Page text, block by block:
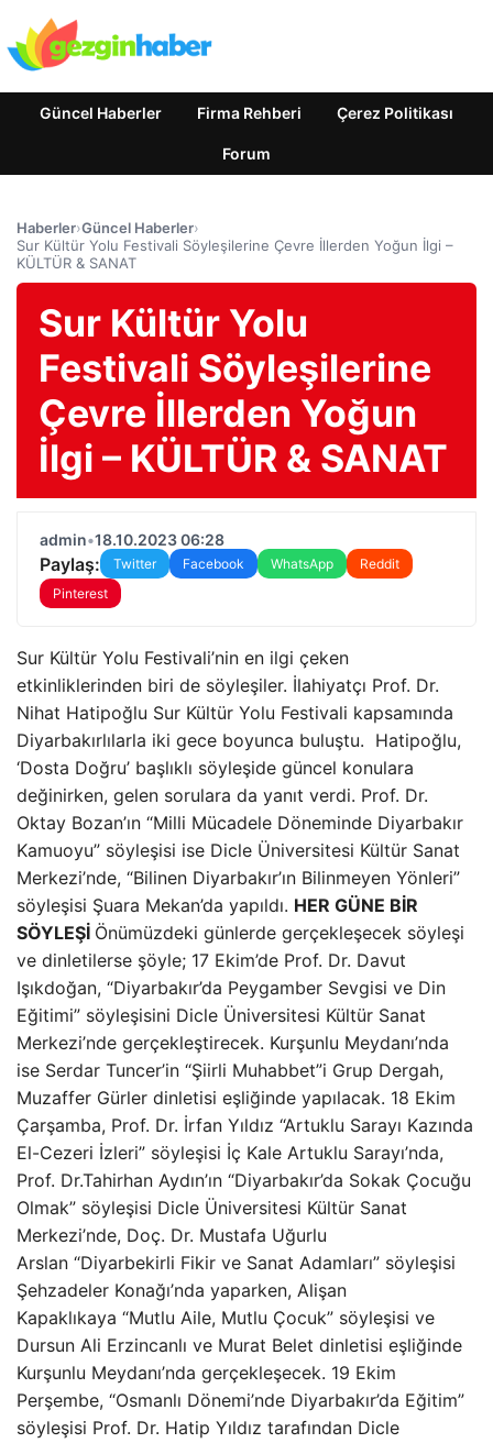
Güncel Haberler Firma Rehberi Çerez Politikası
Forum
Haberler›Güncel Haberler›
Sur Kültür Yolu Festivali Söyleşilerine Çevre İllerden Yoğun İlgi –
KÜLTÜR & SANAT
Sur Kültür Yolu
Festivali Söyleşilerine
Çevre İllerden Yoğun
İlgi – KÜLTÜR & SANAT
admin•18.10.2023 06:28
Paylaş: Twitter Facebook WhatsApp
Reddit
Pinterest
Sur Kültür Yolu Festivali’nin en ilgi çeken
etkinliklerinden biri de söyleşiler. İlahiyatçı Prof. Dr.
Nihat Hatipoğlu Sur Kültür Yolu Festivali kapsamında
Diyarbakırlılarla iki gece boyunca buluştu. Hatipoğlu,
‘Dosta Doğru’ başlıklı söyleşide güncel konulara
değinirken, gelen sorulara da yanıt verdi. Prof. Dr.
Oktay Bozan’ın “Milli Mücadele Döneminde Diyarbakır
Kamuoyu” söyleşisi ise Dicle Üniversitesi Kültür Sanat
Merkezi’nde, “Bilinen Diyarbakır’ın Bilinmeyen Yönleri”
söyleşisi Şuara Mekan’da yapıldı. HER GÜNE BİR
SÖYLEŞİ Önümüzdeki günlerde gerçekleşecek söyleşi
ve dinletilerse şöyle; 17 Ekim’de Prof. Dr. Davut
Işıkdoğan, “Diyarbakır’da Peygamber Sevgisi ve Din
Eğitimi” söyleşisini Dicle Üniversitesi Kültür Sanat
Merkezi’nde gerçekleştirecek. Kurşunlu Meydanı’nda
ise Serdar Tuncer’in “Şiirli Muhabbet”i Grup Dergah,
Muzaffer Gürler dinletisi eşliğinde yapılacak. 18 Ekim
Çarşamba, Prof. Dr. İrfan Yıldız “Artuklu Sarayı Kazında
El-Cezeri İzleri” söyleşisi İç Kale Artuklu Sarayı’nda,
Prof. Dr.Tahirhan Aydın’ın “Diyarbakır’da Sokak Çocuğu
Olmak” söyleşisi Dicle Üniversitesi Kültür Sanat
Merkezi’nde, Doç. Dr. Mustafa Uğurlu
Arslan “Diyarbekirli Fikir ve Sanat Adamları” söyleşisi
Şehzadeler Konağı’nda yaparken, Alişan
Kapaklıkaya “Mutlu Aile, Mutlu Çocuk” söyleşisi ve
Dursun Ali Erzincanlı ve Murat Belet dinletisi eşliğinde
Kurşunlu Meydanı’nda gerçekleşecek. 19 Ekim
Perşembe, “Osmanlı Dönemi’nde Diyarbakır’da Eğitim”
söyleşisi Prof. Dr. Hatip Yıldız tarafından Dicle